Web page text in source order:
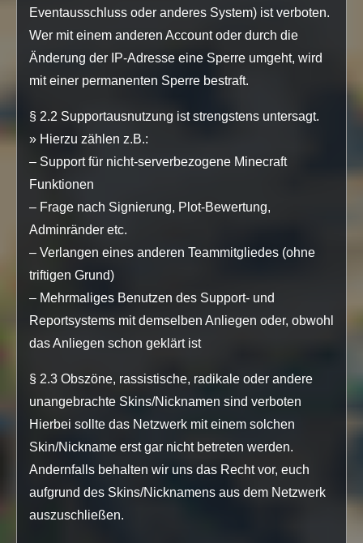
Eventausschluss oder anderes System) ist verboten.
Wer mit einem anderen Account oder durch die
Änderung der IP-Adresse eine Sperre umgeht, wird
mit einer permanenten Sperre bestraft.
§ 2.2 Supportausnutzung ist strengstens untersagt.
» Hierzu zählen z.B.:
– Support für nicht-serverbezogene Minecraft
Funktionen
– Frage nach Signierung, Plot-Bewertung,
Adminränder etc.
– Verlangen eines anderen Teammitgliedes (ohne
triftigen Grund)
– Mehrmaliges Benutzen des Support- und
Reportsystems mit demselben Anliegen oder, obwohl
das Anliegen schon geklärt ist
§ 2.3 Obszöne, rassistische, radikale oder andere
unangebrachte Skins/Nicknamen sind verboten
Hierbei sollte das Netzwerk mit einem solchen
Skin/Nickname erst gar nicht betreten werden.
Andernfalls behalten wir uns das Recht vor, euch
aufgrund des Skins/Nicknamens aus dem Netzwerk
auszuschließen.